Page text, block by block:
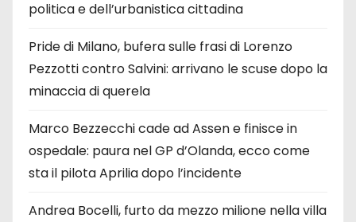
politica e dell’urbanistica cittadina
Pride di Milano, bufera sulle frasi di Lorenzo
Pezzotti contro Salvini: arrivano le scuse dopo la
minaccia di querela
Marco Bezzecchi cade ad Assen e finisce in
ospedale: paura nel GP d’Olanda, ecco come
sta il pilota Aprilia dopo l’incidente
Andrea Bocelli, furto da mezzo milione nella villa